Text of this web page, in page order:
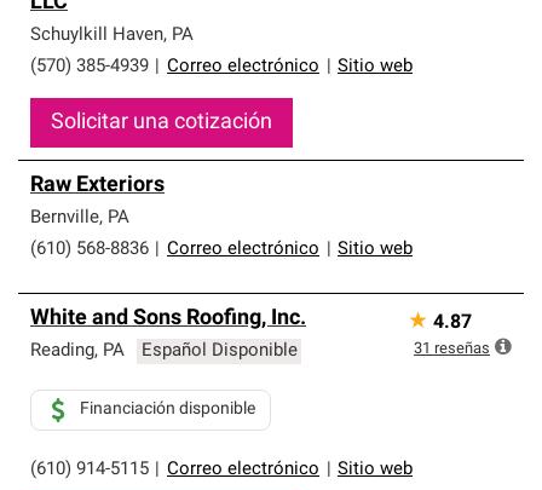
que cumplen con altos estándares y requisitos estrictos
de profesionalismo y confiabilidad.
Schuylkill Haven, PA
(570) 385-4939
Correo electrónico Sitio web
Solicitar una cotización
Raw Exteriors
Bernville, PA
(610) 568-8836
Correo electrónico Sitio web
White and Sons Roofing, Inc.
Reading, PA Español Disponible
(610) 914-5115 Correo electrónico Sitio web
Financiación disponible
★ 4.87
31 reseñas